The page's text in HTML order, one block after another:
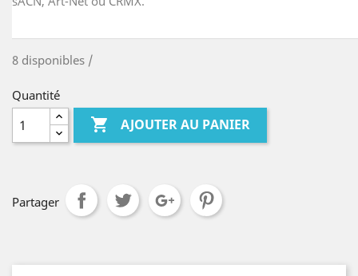
8 disponibles /
Quantité
 AJOUTER AU PANIER
Partager